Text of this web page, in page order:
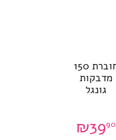
חוברת 150
מדבקות
גונגל
₪3990